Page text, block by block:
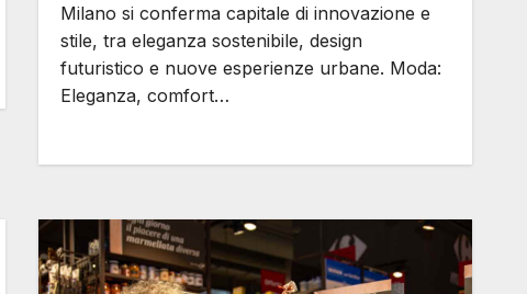
Milano si conferma capitale di innovazione e
stile, tra eleganza sostenibile, design
futuristico e nuove esperienze urbane. Moda:
Eleganza, comfort…